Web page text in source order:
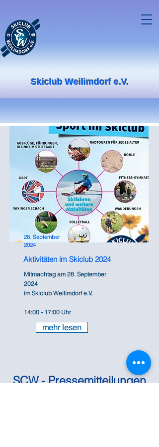
Skiclub Weilimdorf e.V.
28. September
2024
Aktivitäten im Skiclub 2024
Mitmachtag am 28. September
2024
im Skiclub Weilimdorf e.V.
14:00 - 17:00 Uhr
mehr lesen
SCW - Pressemitteilungen